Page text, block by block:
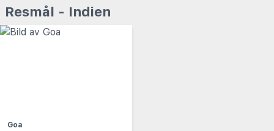
Resmål - Indien
Goa